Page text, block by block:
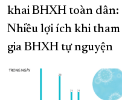
khai BHXH toàn dân:
Nhiều lợi ích khi tham
gia BHXH tự nguyện